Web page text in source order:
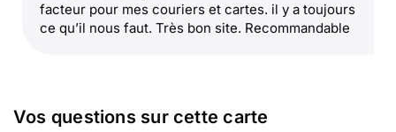
facteur pour mes couriers et cartes. il y a toujours
ce qu’il nous faut. Très bon site. Recommandable
Vos questions sur cette carte